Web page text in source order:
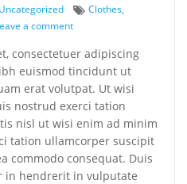
Uncategorized Tags
Clothes,
a commenton Stet clita kasd
consectetuer adipiscing
euismod tincidunt ut
erat volutpat. Ut wisi
nostrud exerci tation
nisl ut wisi enim ad minim
tation ullamcorper suscipit
commodo consequat. Duis
in hendrerit in vulputate